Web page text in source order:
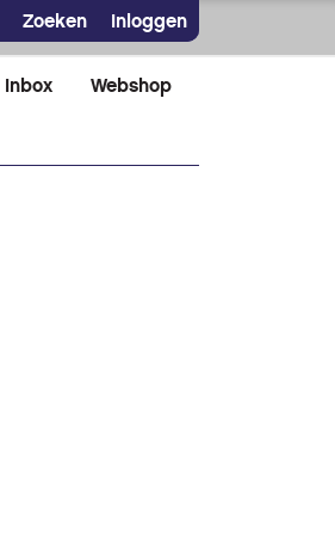
Zoeken Inloggen
Inbox Webshop